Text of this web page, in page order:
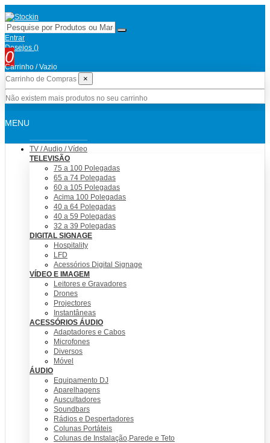
Entrar
Desejos ()
0
Carrinho /Vazio
Carrinho de Compras
×
Não existem mais produtos no seu carrinho
MENU
TV / Audio / Vídeo
TELEVISÃO
75 a 100 Polegadas
65 a 74 Polegadas
60 a 105 Polegadas
Acima 100 Polegadas
40 a 64 Polegadas
40 a 59 Polegadas
32 a 39 Polegadas
DIGITAL SIGNAGE
Hospitality
LFD
Acessórios Digital Signage
VÍDEO E IMAGEM
Leitores e Gravadores
Drones
Projectores
Instantâneas
ACESSÓRIOS ÁUDIO
Adaptadores e Cabos
Microfones
Diversos
Móvel
ÁUDIO
Equipamento DJ
Aparelhagens
Auscultadores
Soundbars
Rádios e Despertadores
Colunas Portáteis
Colunas de Instalação,Parede e Teto